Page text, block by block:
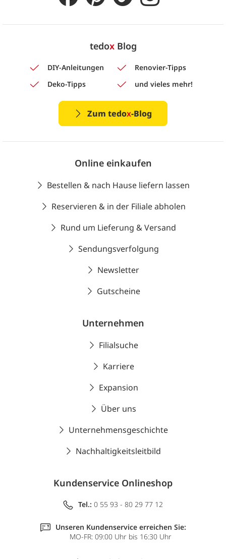
tedoxBlog
DIY-Anleitungen
Renovier-Tipps
Deko-Tipps
und vieles mehr!
Zum tedox-Blog
Online einkaufen
Bestellen & nach Hause liefern lassen
Reservieren & in der Filiale abholen
Rund um Lieferung & Versand
Sendungsverfolgung
Newsletter
Gutscheine
Unternehmen
Filialsuche
Karriere
Expansion
Über uns
Unternehmensgeschichte
Nachhaltigkeitsleitbild
Kundenservice Onlineshop
Tel.: 0 55 93 - 80 29 77 12
Unseren Kundenservice erreichen Sie:
MO-FR: 09:00 Uhr bis 16:30 Uhr